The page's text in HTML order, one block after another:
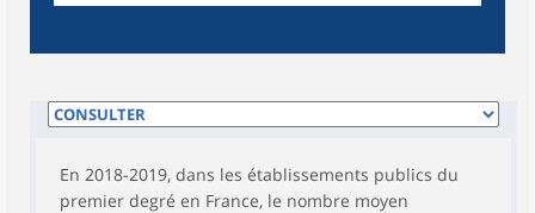
En 2018-2019, dans les établissements publics du
premier degré en France, le nombre moyen